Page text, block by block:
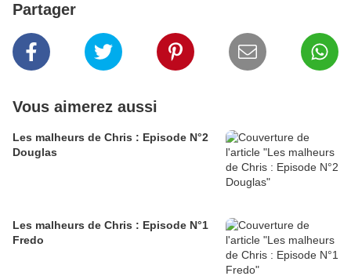
Partager
Vous aimerez aussi
Les malheurs de Chris : Episode N°2
Douglas
Les malheurs de Chris : Episode N°1
Fredo